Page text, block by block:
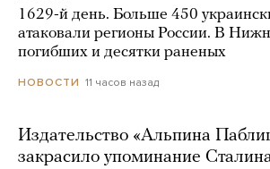
1629-й день. Больше 450
атаковали регионы России. В
погибших и десятки раненых
НОВОСТИ 11 часов назад
Издательство «Альпина
закрасило упоминание